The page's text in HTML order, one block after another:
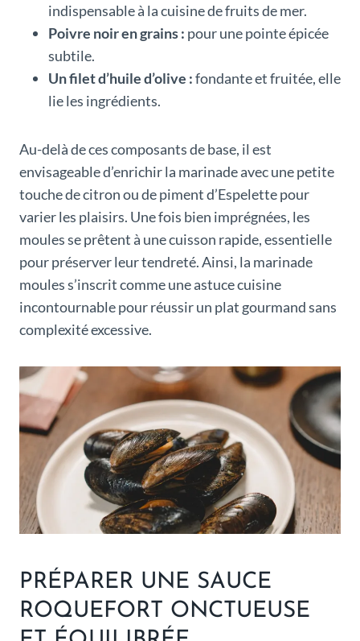
indispensable à la cuisine de fruits de mer.
Poivre noir en grains : pour une pointe épicée
subtile.
Un filet d’huile d’olive :fondante et fruitée, elle
lie les ingrédients.
Au-delà de ces composants de base, il est
envisageable d’enrichir la marinade avec une petite
touche de citron ou de piment d’Espelette pour
varier les plaisirs. Une fois bien imprégnées, les
moules se prêtent à une cuisson rapide, essentielle
pour préserver leur tendreté. Ainsi, la marinade
moules s’inscrit comme une astuce cuisine
incontournable pour réussir un plat gourmand sans
complexité excessive.
PRÉPARER UNE SAUCE
ROQUEFORT ONCTUEUSE